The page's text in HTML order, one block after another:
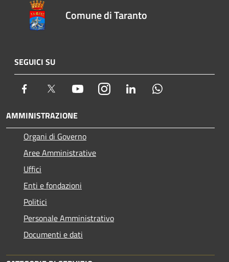
Comune di Taranto
SEGUICI SU
Facebook Twitter YoutubeInstagram LinkedIn
AMMINISTRAZIONE
Organi di Governo
Aree Amministrative
Uffici
Enti e fondazioni
Politici
Personale Amministrativo
Documenti e dati